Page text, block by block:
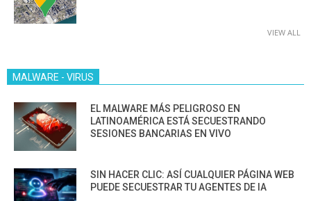
VIEW ALL
MALWARE - VIRUS
EL MALWARE MÁS PELIGROSO EN
LATINOAMÉRICA ESTÁ SECUESTRANDO
SESIONES BANCARIAS EN VIVO
SIN HACER CLIC: ASÍ CUALQUIER PÁGINA WEB
PUEDE SECUESTRAR TU AGENTES DE IA